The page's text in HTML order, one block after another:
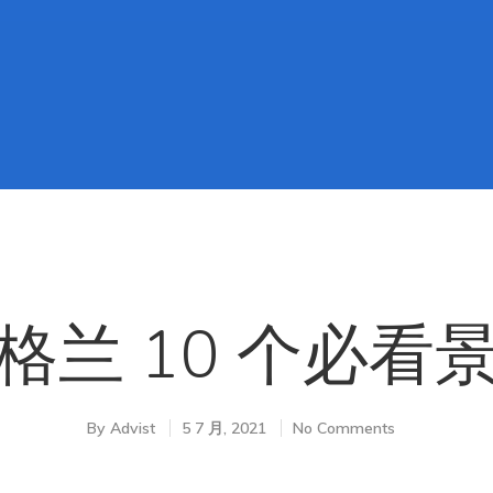
兰 10 个必看
By Advist 5 7 月, 2021 No Comments